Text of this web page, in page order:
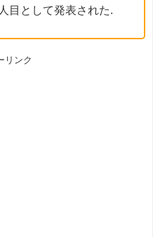
目として発表された.
リンク